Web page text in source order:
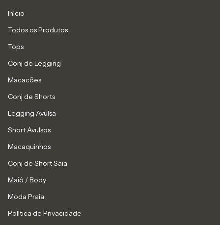
Início
Todos os Produtos
Tops
Conj de Legging
Macacões
Conj de Shorts
Legging Avulsa
Short Avulsos
Macaquinhos
Conj de Short Saia
Maiô / Body
Moda Praia
Política de Privacidade